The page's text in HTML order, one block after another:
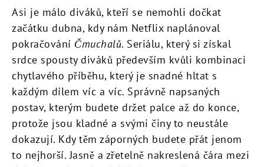
Asi je málo diváků, kteří se nemohli dočkat
začátku dubna, kdy nám Netflix naplánoval
pokračování Čmuchalů. Seriálu, který si získal
srdce spousty diváků především kvůli kombinaci
chytlavého příběhu, který je snadné hltat s
každým dílem víc a víc. Správně napsaných
postav, kterým budete držet palce až do konce,
protože jsou kladné a svými činy to neustále
dokazují. Kdy těm záporných budete přát jenom
to nejhorší. Jasně a zřetelně nakreslená čára mezi